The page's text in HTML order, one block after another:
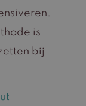
is
bij